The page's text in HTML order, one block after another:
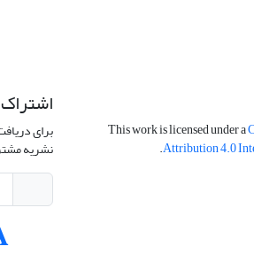
This work is licensed under a
Attribution 4.0
.
برای
نشریه